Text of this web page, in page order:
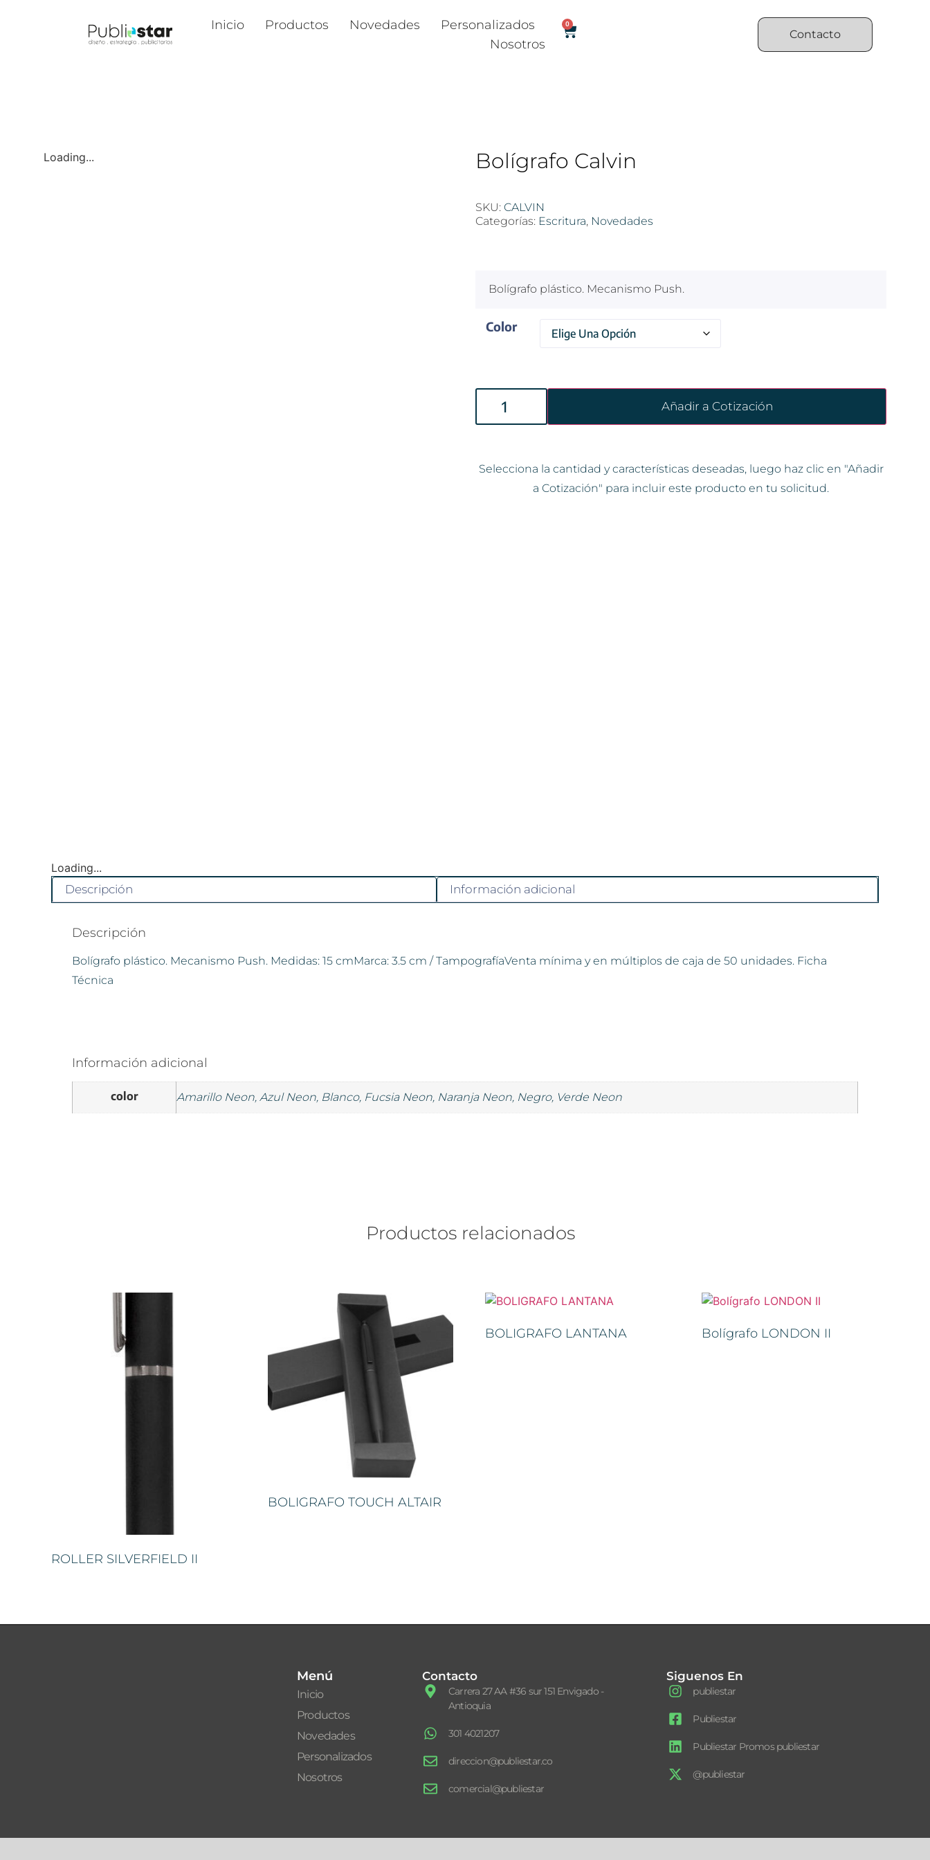
Inicio Productos Novedades
Personalizados
Nosotros
0
Contacto
Loading... Bolígrafo Calvin
SKU: CALVIN
Categorías: Escritura, Novedades
Bolígrafo plástico. Mecanismo Push.
Color
Añadir a Cotización
Selecciona la cantidad y características deseadas, luego haz clic en "Añadir
a Cotización" para incluir este producto en tu solicitud.
Loading...
Descripción
Información adicional
Descripción
Bolígrafo plástico. Mecanismo Push. Medidas: 15 cmMarca: 3.5 cm / TampografíaVenta mínima y en múltiplos de caja de 50 unidades. Ficha
Técnica
Información adicional
color Amarillo Neon, Azul Neon, Blanco, Fucsia Neon, Naranja Neon, Negro, Verde Neon
Productos relacionados
ROLLER SILVERFIELD II
BOLIGRAFO TOUCH ALTAIR
BOLIGRAFO LANTANA Bolígrafo LONDON II
Menú
Inicio
Productos
Novedades
Personalizados
Nosotros
Contacto
Carrera 27 AA #36 sur 151 Envigado -
Antioquia
301 4021207
direccion@publiestar.co
comercial@publiestar
Siguenos En
publiestar
Publiestar
Publiestar Promos publiestar
@publiestar